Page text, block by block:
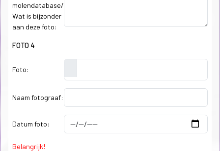
molendatabase/
Wat is bijzonder
aan deze foto:
FOTO 4
Foto:
Naam fotograaf:
Datum foto:
Belangrijk!